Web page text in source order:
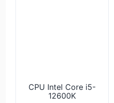
CPU Intel Core i5-
12600K